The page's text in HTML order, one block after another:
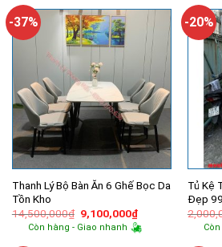
11,080,000₫.
-37%
Thanh Lý Bộ Bàn Ăn 6 Ghế Bọc Da
Tồn Kho
14,500,000₫ Giá
gốc
là:
9,100,000₫Giá
hiện
tại
Còn hàng - Giao nhanh
-20%
Tủ Kệ
Đẹp